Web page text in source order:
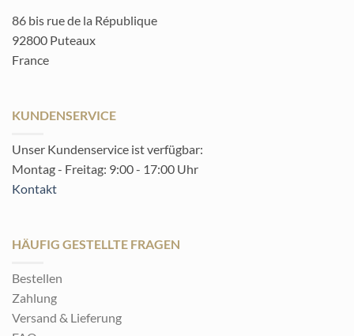
86 bis rue de la République
92800 Puteaux
France
KUNDENSERVICE
Unser Kundenservice ist verfügbar:
Montag - Freitag: 9:00 - 17:00 Uhr
Kontakt
HÄUFIG GESTELLTE FRAGEN
Bestellen
Zahlung
Versand & Lieferung